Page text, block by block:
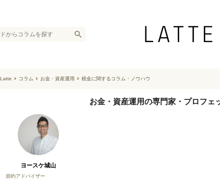
Latte コラム お金・資産運用 税金に関するコラム・ノウハウ
お金・資産運用の専門家・プロフェ
ヨースケ城山
節約アドバイザー